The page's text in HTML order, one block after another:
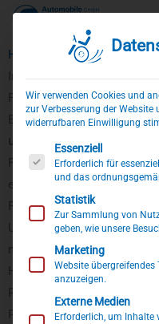
Zum
Inhalt
springen
Home Produkte»
Individuelle
Für ein bequemes
Eine individuelle
und komfortable Absetzen
Füße hängen nicht in der
erhöhten Fahrzeugboden
Fußraumerhöhung Ihrem
Umbau ist bei einer
nachrüstbar.
Häufig wird eine
Pedalverlängerung genutzt.
Produktseite an.
Wir verwenden Cookies und
zur Verbesserung der Website
widerrufbaren Einwilligung
Es folgt eine Liste der
Essenziell
Erforderlich für
und das
Statistik
Zur Sammlung von
geben, wie unsere
Marketing
Website
anzuzeigen.
Externe Medien
Erforderlich, um Inhalte von Videoplattformen und Social-